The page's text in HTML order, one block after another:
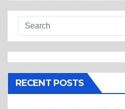
RECENT POSTS